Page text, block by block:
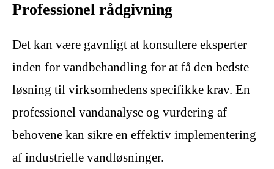
Professionel rådgivning
Det kan være gavnligt at konsultere eksperter
inden for vandbehandling for at få den bedste
løsning til virksomhedens specifikke krav. En
professionel vandanalyse og vurdering af
behovene kan sikre en effektiv implementering
af industrielle vandløsninger.